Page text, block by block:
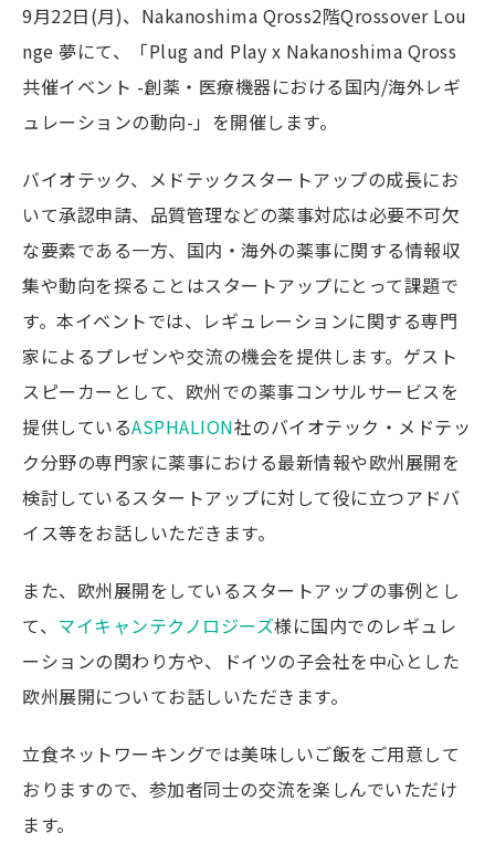
9月22日(月)、Nakanoshima Qross2階Qrossover Lou
nge 夢にて、「Plug and Play x Nakanoshima Qross
共催イベント -創薬・医療機器における国内/海外レギ
ュレーションの動向-」を開催します。
バイオテック、メドテックスタートアップの成長にお
いて承認申請、品質管理などの薬事対応は必要不可欠
な要素である一方、国内・海外の薬事に関する情報収
集や動向を探ることはスタートアップにとって課題で
す。本イベントでは、レギュレーションに関する専門
家によるプレゼンや交流の機会を提供します。ゲスト
スピーカーとして、欧州での薬事コンサルサービスを
提供しているASPHALION社のバイオテック・メドテッ
ク分野の専門家に薬事における最新情報や欧州展開を
検討しているスタートアップに対して役に立つアドバ
イス等をお話しいただきます。
また、欧州展開をしているスタートアップの事例とし
て、 マイキャンテクノロジーズ様に国内でのレギュレ
ーションの関わり方や、ドイツの子会社を中心とした
欧州展開についてお話しいただきます。
立食ネットワーキングでは美味しいご飯をご用意して
おりますので、参加者同士の交流を楽しんでいただけ
ます。